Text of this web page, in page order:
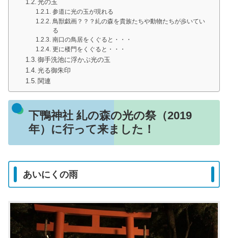
光の玉
参道に光の玉が現れる
鳥獣戯画？？？糺の森を貴族たちや動物たちが歩いてい
る
南口の鳥居をくぐると・・・
更に楼門をくぐると・・・
御手洗池に浮かぶ光の玉
光る御朱印
関連
下鴨神社 糺の森の光の祭（2019
年）に行って来ました！
あいにくの雨